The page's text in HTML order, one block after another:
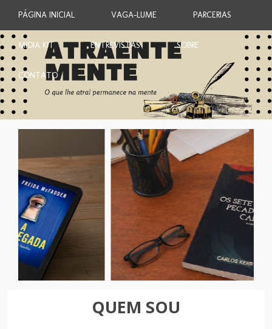
PÁGINA INICIAL VAGA-LUME PARCERIAS
MIDIA KIT ENTREVISTAS SOBRE
CONTATO
QUEM SOU